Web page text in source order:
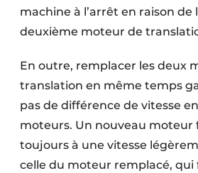
machine à l’arrêt en raison de
deuxième moteur de
En outre, remplacer les deux
translation en même temps
pas de différence de vitesse
moteurs. Un nouveau moteur
toujours à une vitesse
celle du moteur remplacé,